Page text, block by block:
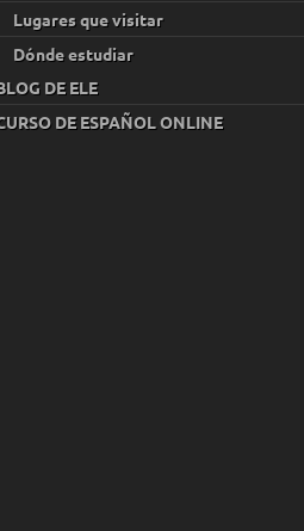
Lugares que visitar
Dónde estudiar
DE ELE
DE ESPAÑOL ONLINE